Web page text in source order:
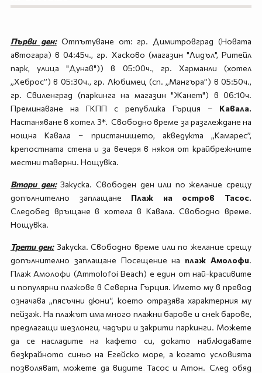
Първи ден:Отпътуване от: гр. Димитровград (Новата
автогара) в 04:45ч., гр. Хасково (магазин "Лидъл", Ритейл
парк, улица "Дунав")) в 05:00ч., гр. Харманли (хотел
„Хеброс”) в 05:30ч., гр. Любимец (сп. „Мангъра”) в 05:50ч.,
гр. Свиленград (паркинга на магазин "Жанет") в 06:10ч.
Преминаване на ГКПП с република Гърция – Кавала.
Настаняване в хотел 3*. Свободно време за разглеждане на
нощна Кавала – пристанището, акведукта „Камарес”,
крепостната стена и за вечеря в някоя от крайбрежните
местни таверни. Нощувка.
Втори ден:Закуска. Свободен ден или по желание срещу
допълнително заплащане Плаж на остров Тасос.
Следобед връщане в хотела в Кавала. Свободно време.
Нощувка.
Трети ден:Закуска. Свободно време или по желание срещу
допълнително заплащане Посещение на плаж Амолофи.
Плаж Амолофи (Ammolofoi Beach) е един от най-красивите
и популярни плажове в Северна Гърция. Името му в превод
означава „пясъчни дюни“, което отразява характерния му
пейзаж. На плажът има много плажни барове и снек барове,
предлагащи шезлонги, чадъри и закрити паркинги. Можете
да се насладите на кафето си, докато наблюдавате
безкрайното синьо на Егейско море, а когато условията
позволяват, можете да видите Тасос и Атон. След обяд